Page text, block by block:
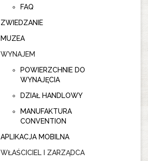
FAQ
ZWIEDZANIE
MUZEA
WYNAJEM
POWIERZCHNIE DO
WYNAJĘCIA
DZIAŁ HANDLOWY
MANUFAKTURA
CONVENTION
APLIKACJA MOBILNA
WŁAŚCICIEL I ZARZĄDCA